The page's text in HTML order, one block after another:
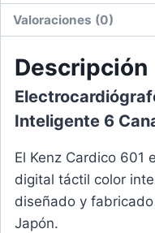
Valoraciones (0)
Descripción
Inteligente 6
El Kenz Cardico 601
digital táctil color
diseñado y
Japón.